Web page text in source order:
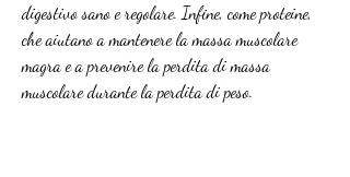
digestivo sano e regolare. Infine, come proteine,
che aiutano a mantenere la massa muscolare
magra e a prevenire la perdita di massa
muscolare durante la perdita di peso.